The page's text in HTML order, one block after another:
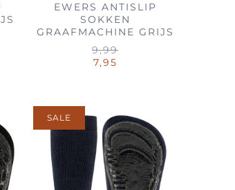
EWERS ANTISLIP
SOKKEN
GRAAFMACHINE GRIJS
9,99
7,95
SALE